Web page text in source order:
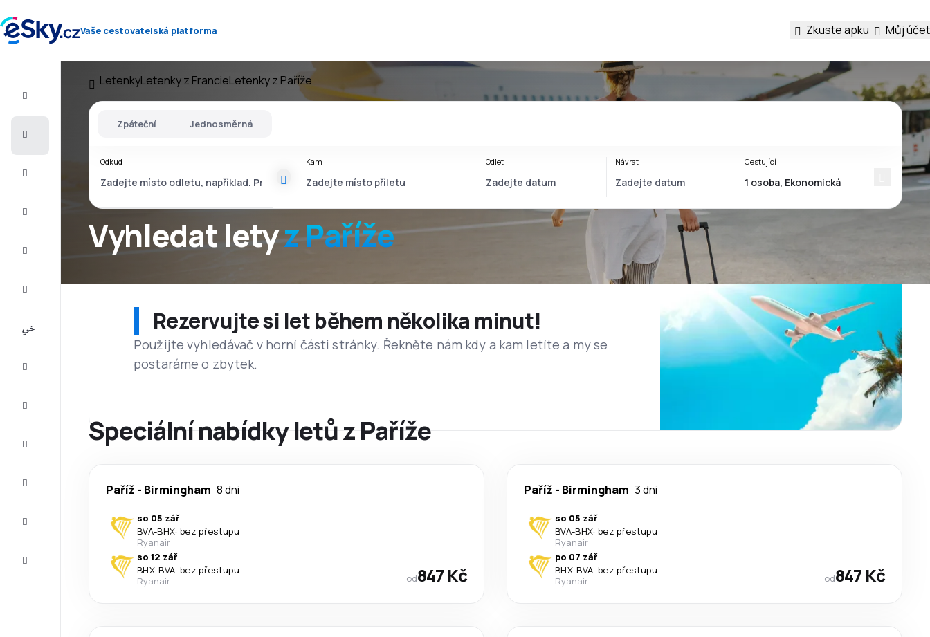
Vaše cestovatelská platforma Zkuste apku Můj účet
LetenkyLetenky z FrancieLetenky z Paříže
Vyhledat letyz Paříže
Zpáteční Jednosměrná
Odkud Kam Odlet Návrat Cestující
Rezervujte si let během několika minut!
Použijte vyhledávač v horní části stránky. Řekněte nám kdy a kam letíte a my se
postaráme o zbytek.
Speciální nabídky letů z Paříže
Paříž - Birmingham 8 dni
so 05 zář
BVA-BHX· bez přestupu
Ryanair
so 12 zář
BHX-BVA· bez přestupu
Ryanair
od847 Kč
Paříž - Birmingham 3 dni
so 05 zář
BVA-BHX· bez přestupu
Ryanair
po 07 zář
BHX-BVA· bez přestupu
Ryanair
od847 Kč